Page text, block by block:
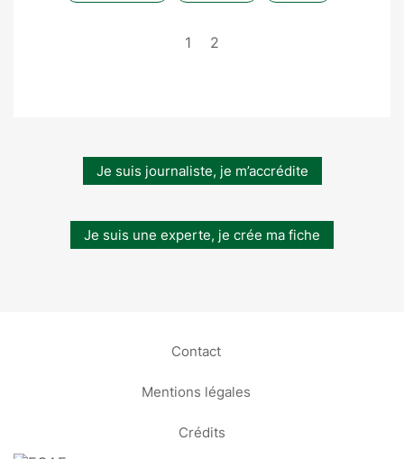
1 2
Je suis journaliste, je m’accrédite
Je suis une experte, je crée ma fiche
Contact
Mentions légales
Crédits